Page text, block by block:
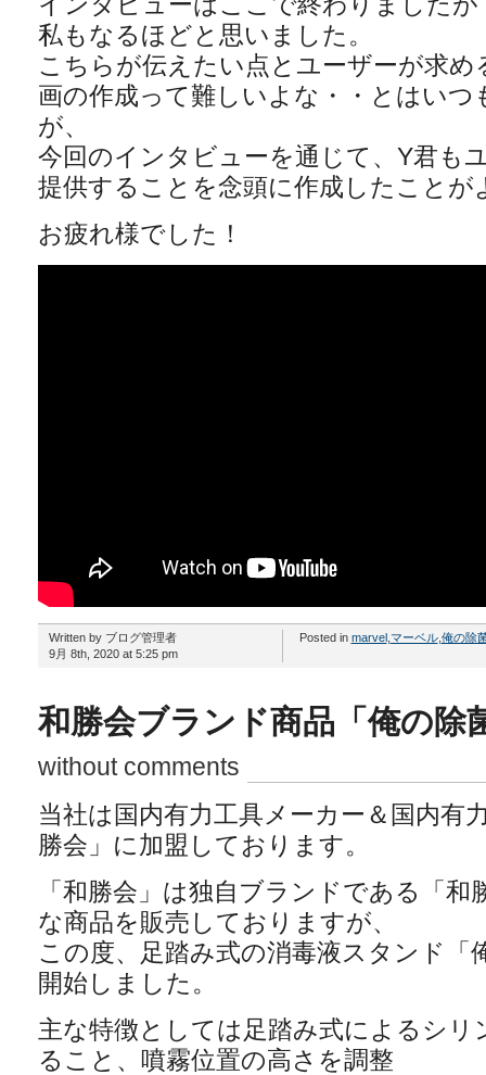
私もなるほどと思いました。
こちらが伝えたい点とユーザーが求
画の作成って難しいよな・・とはい
が、
今回のインタビューを通じて、Y君も
提供することを念頭に作成したことが
お疲れ様でした！
Written by ブログ管理者
9月 8th, 2020 at 5:25 pm
Posted in marvel, マーベル, 俺の除
和勝会ブランド商品「俺の除
without comments
当社は国内有力工具メーカー＆国内有
勝会」に加盟しております。
「和勝会」は独自ブランドである「
な商品を販売しておりますが、
この度、足踏み式の消毒液スタンド「
開始しました。
主な特徴としては足踏み式によるシリ
ること、噴霧位置の高さを調整